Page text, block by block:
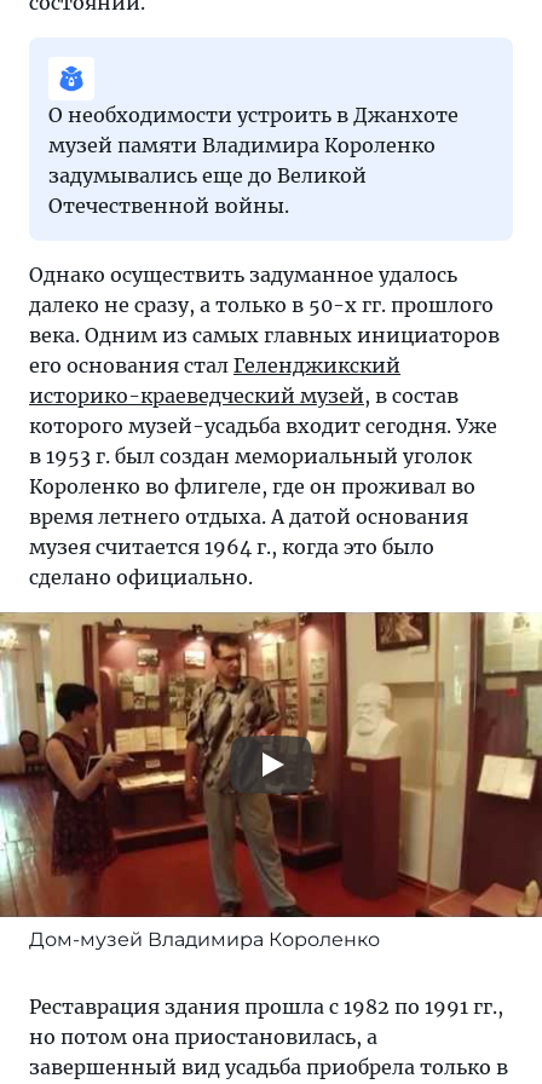
О необходимости устроить в Джанхоте
музей памяти Владимира Короленко
задумывались еще до Великой
Отечественной войны.
Однако осуществить задуманное удалось
далеко не сразу, а только в 50-х гг. прошлого
века. Одним из самых главных инициаторов
его основания стал Геленджикский
историко-краеведческий музей, в состав
которого музей-усадьба входит сегодня. Уже
в 1953 г. был создан мемориальный уголок
Короленко во флигеле, где он проживал во
время летнего отдыха. А датой основания
музея считается 1964 г., когда это было
сделано официально.
Дом-музей Владимира Короленко
Реставрация здания прошла с 1982 по 1991 гг.,
но потом она приостановилась, а
завершенный вид усадьба приобрела только в